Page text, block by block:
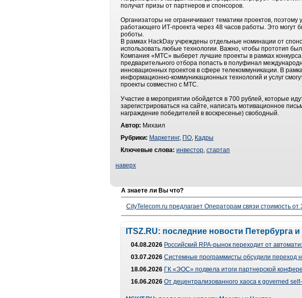
получат призы от партнеров и спонсоров.
Организаторы не ограничивают тематики проектов,
работающего ИТ-проекта через 48 часов работы. Это
роботы.
В рамках HackDay учреждены отдельные номинации от
использовать любые технологии. Важно, чтобы прототип
Компания «МТС» выберет лучшие проекты в рамках
предварительного отбора попасть в полуфинал
инновационных проектов в сфере телекоммуникации. В
информационно-коммуникационных технологий и услуг
проекты совместно с МТС.
Участие в мероприятии обойдется в 700 рублей, которые
зарегистрироваться на сайте, написать мотивационное
награждение победителей в воскресенье) свободный.
Автор: Михаил
Рубрики: Маркетинг, ПО, Кадры
Ключевые слова: инвестор, стартап
наверх
А знаете ли Вы что?
CityTelecom.ru предлагает Операторам связи стоимость
ITSZ.RU: последние новости Петербурга
04.08.2026 Российский RPA-рынок переходит от
03.07.2026 Системные программисты обсудили переход
18.06.2026 ГК «ЭОС» подвела итоги партнерской
16.06.2026 От децентрализованного хаоса к governed